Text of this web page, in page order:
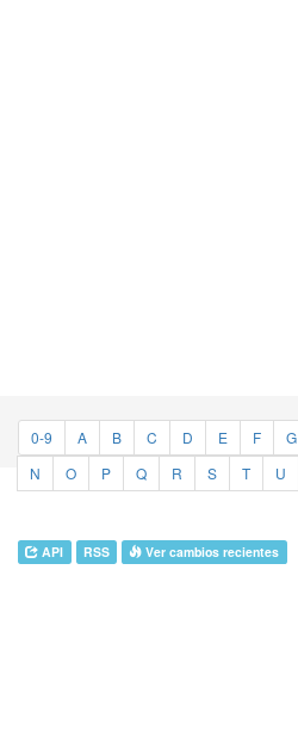
0-9 A B C D E F G
N
O P Q R S T U
API RSS Ver cambios recientes